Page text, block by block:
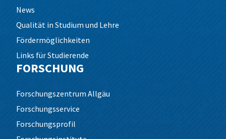
News
Qualität in Studium und Lehre
Fördermöglichkeiten
Links für Studierende
FORSCHUNG
Forschungszentrum Allgäu
Forschungsservice
Forschungsprofil